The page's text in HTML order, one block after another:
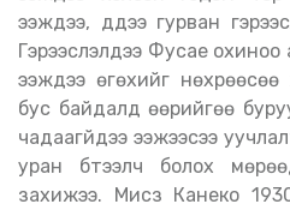
ээждээ, дүүдээ гурван
Гэрээслэлдээ Фусае
ээждээ өгөхийг нөхрөөсөө
бус байдалд өөрийгөө
чадаагүйдээ ээжээсээ
уран бүтээлч болох
захижээ. Мисүзү Канеко